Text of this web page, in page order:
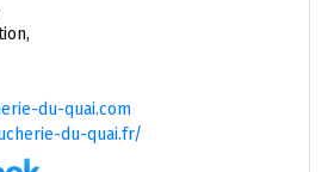
du-quai.com
du-quai.fr/